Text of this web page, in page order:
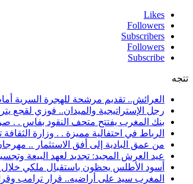
Likes
Followers
Subscribers
Followers
Subscribe
تتجه
العرائش.. تقديم مرشحة للهجرة السرية
رجل الإستراتيجية والميدان.. فوزي لقجع
بنك المغرب يفتتح متحف النقود بفاس . .
الرباط في احتفالية مميزة . . وزارة الثقافة
من عمق البادية إلى أفق الاستثمار ..
عيد العرش المجيد: تجديد لعهد البيعة
أسود الأطلس يحظون باستقبال ملكي خلال
المغرب سيد على أراضيه.. قرار ترامب وقرار مجلس الأمن 2797